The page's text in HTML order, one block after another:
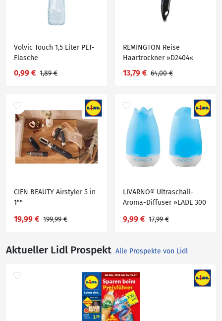
Volvic Touch 1,5 Liter PET-
Flasche
0,99 € 1,89 €
REMINGTON Reise
Haartrockner »D2404«
13,79 € 64,00 €
CIEN BEAUTY Airstyler 5 in
1""
19,99 € 199,99 €
LIVARNO® Ultraschall-
Aroma-Diffuser »LADL 300
9,99 € 17,99 €
Aktueller Lidl Prospekt Alle Prospekte von Lidl